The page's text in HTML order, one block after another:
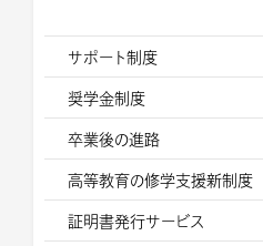
サポート制度
奨学金制度
卒業後の進路
高等教育の修学支援新制度
証明書発行サービス